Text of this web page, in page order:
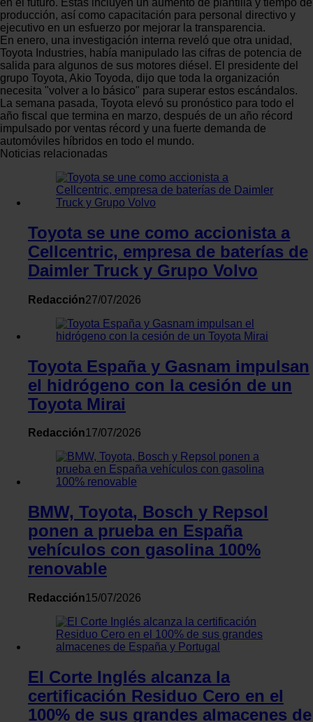
y analizar el tráfico. Además, compartimos información
el uso que haga del sitio web con nuestros partners de redes
sociales, publicidad y análisis web, quienes pueden
con otra información que les haya proporcionado o que
recopilado a partir del uso que haya hecho de sus servicios.
producción, así como capacitación para personal directivo y
ejecutivo en un esfuerzo por mejorar la transparencia.
En enero, una investigación interna reveló que otra unidad,
Toyota Industries, había manipulado las cifras de potencia de
salida para algunos de sus motores diésel. El presidente del
grupo Toyota, Akio Toyoda, dijo que toda la organización
necesita "volver a lo básico" para superar estos escándalos.
La semana pasada, Toyota elevó su pronóstico para todo el
año fiscal que termina en marzo, después de un año récord
impulsado por ventas récord y una fuerte demanda de
automóviles híbridos en todo el mundo.
Noticias relacionadas
Toyota se une como accionista a
Cellcentric, empresa de baterías de
Daimler Truck y Grupo Volvo
Redacción27/07/2026
Toyota España y Gasnam impulsan
el hidrógeno con la cesión de un
Toyota Mirai
Redacción17/07/2026
BMW, Toyota, Bosch y Repsol
ponen a prueba en España
vehículos con gasolina 100%
renovable
Redacción15/07/2026
El Corte Inglés alcanza la
certificación Residuo Cero en el
100% de sus grandes almacenes de